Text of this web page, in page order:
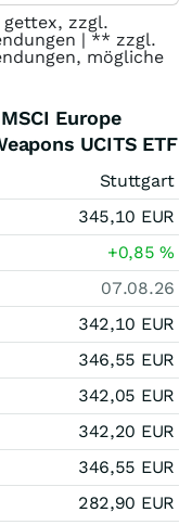
gettex, zzgl.
| ** zzgl.
mögliche
Europe
UCITS ETF
Stuttgart
345,10 EUR
+0,85%
07.08.26
342,10 EUR
346,55 EUR
342,05 EUR
342,20 EUR
346,55 EUR
282,90 EUR